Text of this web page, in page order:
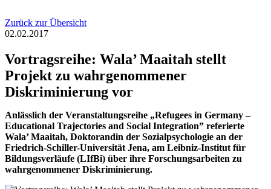
Zurück zur Übersicht
02.02.2017
Vortragsreihe: Wala’ Maaitah stellt
Projekt zu wahrgenommener
Diskriminierung vor
Anlässlich der Veranstaltungsreihe „Refugees in Germany –
Educational Trajectories and Social Integration” referierte
Wala’ Maaitah, Doktorandin der Sozialpsychologie an der
Friedrich-Schiller-Universität Jena, am Leibniz-Institut für
Bildungsverläufe (LIfBi) über ihre Forschungsarbeiten zu
wahrgenommener Diskriminierung.